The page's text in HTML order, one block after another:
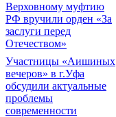
Верховному муфтию
РФ вручили орден «За
заслуги перед
Отечеством»
Участницы «Аишиных
вечеров» в г.Уфа
обсудили актуальные
проблемы
современности